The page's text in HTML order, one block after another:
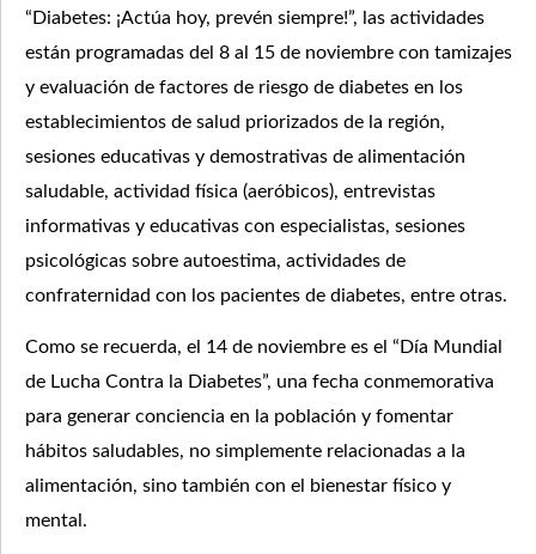
“Diabetes: ¡Actúa hoy, prevén siempre!”, las actividades
están programadas del 8 al 15 de noviembre con tamizajes
y evaluación de factores de riesgo de diabetes en los
establecimientos de salud priorizados de la región,
sesiones educativas y demostrativas de alimentación
saludable, actividad física (aeróbicos), entrevistas
informativas y educativas con especialistas, sesiones
psicológicas sobre autoestima, actividades de
confraternidad con los pacientes de diabetes, entre otras.
Como se recuerda, el 14 de noviembre es el “Día Mundial
de Lucha Contra la Diabetes”, una fecha conmemorativa
para generar conciencia en la población y fomentar
hábitos saludables, no simplemente relacionadas a la
alimentación, sino también con el bienestar físico y
mental.